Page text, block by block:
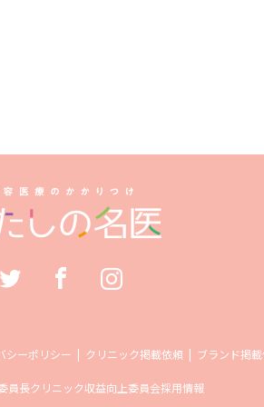
シーポリシー クリニック掲載依頼 ブランド掲
員長クリニック収益向上委員会採用情報